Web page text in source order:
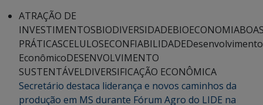
ATRAÇÃO DE
INVESTIMENTOSBIODIVERSIDADEBIOECONOMIA
PRÁTICASCELULOSECONFIABILIDADEDesenvolvimento
EconômicoDESENVOLVIMENTO
SUSTENTÁVELDIVERSIFICAÇÃO ECONÔMICA
Secretário destaca liderança e novos caminhos da
produção em MS durante Fórum Agro do LIDE na